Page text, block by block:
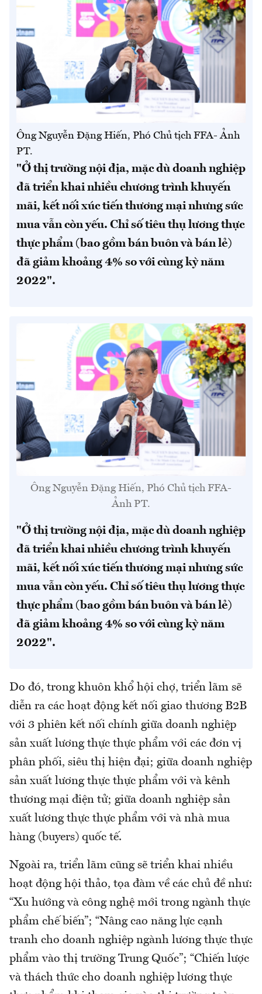
Ông Nguyễn Đặng Hiến, Phó Chủ tịch FFA- Ảnh
PT.
"Ở thị trường nội địa, mặc dù doanh nghiệp
đã triển khai nhiều chương trình khuyến
mãi, kết nối xúc tiến thương mại nhưng sức
mua vẫn còn yếu. Chỉ số tiêu thụ lương thực
thực phẩm (bao gồm bán buôn và bán lẻ)
đã giảm khoảng 4% so với cùng kỳ năm
2022".
Ông Nguyễn Đặng Hiến, Phó Chủ tịch FFA-
Ảnh PT.
"Ở thị trường nội địa, mặc dù doanh nghiệp
đã triển khai nhiều chương trình khuyến
mãi, kết nối xúc tiến thương mại nhưng sức
mua vẫn còn yếu. Chỉ số tiêu thụ lương thực
thực phẩm (bao gồm bán buôn và bán lẻ)
đã giảm khoảng 4% so với cùng kỳ năm
2022".
Do đó, trong khuôn khổ hội chợ, triển lãm sẽ
diễn ra các hoạt động kết nối giao thương B2B
với 3 phiên kết nối chính giữa doanh nghiệp
sản xuất lương thực thực phẩm với các đơn vị
phân phối, siêu thị hiện đại; giữa doanh nghiệp
sản xuất lương thực thực phẩm với và kênh
thương mại điện tử; giữa doanh nghiệp sản
xuất lương thực thực phẩm với và nhà mua
hàng (buyers) quốc tế.
Ngoài ra, triển lãm cũng sẽ triển khai nhiều
hoạt động hội thảo, tọa đàm về các chủ đề như:
“Xu hướng và công nghệ mới trong ngành thực
phẩm chế biến”; “Nâng cao năng lực cạnh
tranh cho doanh nghiệp ngành lương thực thực
phẩm vào thị trường Trung Quốc”; “Chiến lược
và thách thức cho doanh nghiệp lương thực